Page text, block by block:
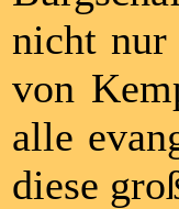
nicht nur
von
alle
diese